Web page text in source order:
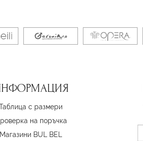
с размери
на поръчка
Магазини BUL BEL